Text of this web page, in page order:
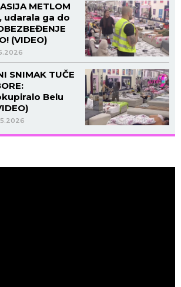
METLOM
udarala ga do
(VIDEO)
SNIMAK TUČE
Belu